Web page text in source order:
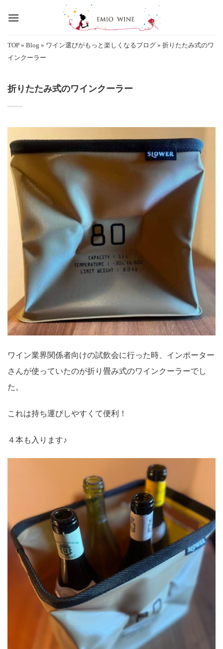
TOP » Blog » ワイン選びがもっと楽しくなるブログ » 折りたたみ式のワ
インクーラー
折りたたみ式のワインクーラー
ワイン業界関係者向けの試飲会に行った時、インポーター
さんが使っていたのが折り畳み式のワインクーラーでし
た。
これは持ち運びしやすくて便利！
４本も入ります♪